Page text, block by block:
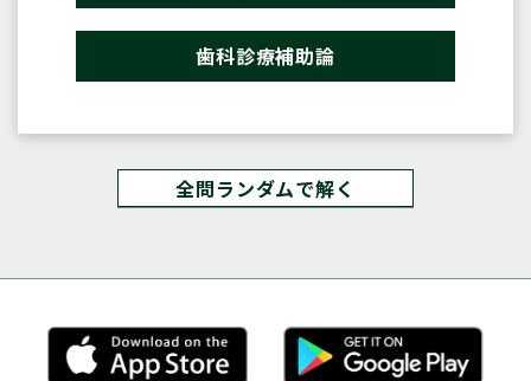
歯科診療補助論
全問ランダムで解く